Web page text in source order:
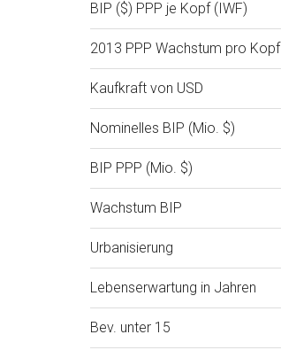
BIP ($) PPP je Kopf (IWF)
2013 PPP Wachstum pro Kopf
Kaufkraft von USD
Nominelles BIP (Mio. $)
BIP PPP (Mio. $)
Wachstum BIP
Urbanisierung
Lebenserwartung in Jahren
Bev. unter 15